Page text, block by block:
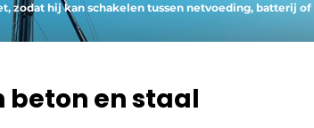
zodat hij kan schakelen tussen netvoeding, batterij of
beton en staal